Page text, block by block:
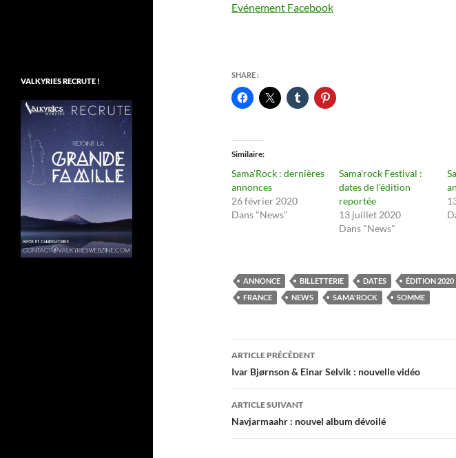
Evénement Facebook
SHARE :
Similaire
Sama’Rock : dernières
annonces
26 février 2020
Dans "News"
Sama’rock Festival :
dates de l’édition
reportée
13 juillet 2020
Dans "News"
ANNONCE BILLETTERIE DATES ÉDITION 2020
FRANCE
NEWS SAMA'ROCK SOMME
Navigation
des
articles
ARTICLE PRÉCÉDENT
Ivar Bjørnson & Einar Selvik : nouvelle vidéo
ARTICLE SUIVANT
Navjarmaahr : nouvel album dévoilé
VALKYRIES RECRUTE !